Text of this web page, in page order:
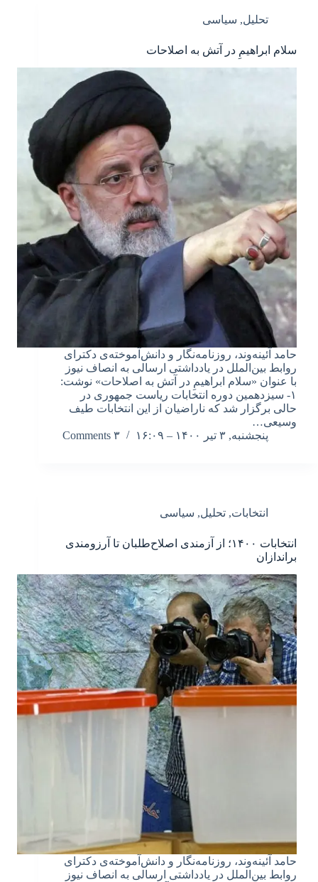
تحلیل, سیاسی
سلام ابراهیمِ در آتش به اصلاحات
حامد آئینه‌وند، روزنامه‌نگار و دانش‌آموخته‌ی دکترای
روابط بین‌الملل در یادداشتی ارسالی به انصاف نیوز
با عنوان «سلام ابراهیمِ در آتش به اصلاحات» نوشت:
۱- سیزدهمین دوره انتخابات ریاست جمهوری در
حالی برگزار شد که ناراضیان از این انتخابات طیف
وسیعی…
پنجشنبه, ۳ تیر ۱۴۰۰ – ۱۶:۰۹
۳ Comments
انتخابات, تحلیل, سیاسی
انتخابات ۱۴۰۰؛ از آزمندی اصلاح‌طلبان تا آرزومندی
براندازان
حامد آئینه‌وند، روزنامه‌نگار و دانش‌آموخته‌ی دکترای
روابط بین‌الملل در یادداشتی ارسالی به انصاف نیوز